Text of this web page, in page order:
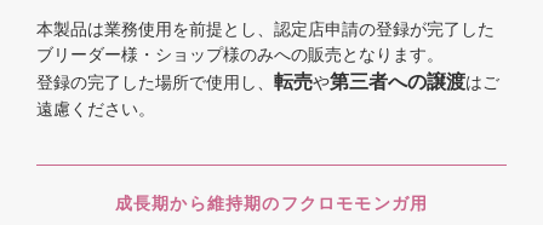
本製品は業務使用を前提とし、認定店申請の登録が完了した
ブリーダー様・ショップ様のみへの販売となります。
登録の完了した場所で使用し、 転売や第三者への譲渡はご
遠慮ください。
成長期から維持期のフクロモモンガ用